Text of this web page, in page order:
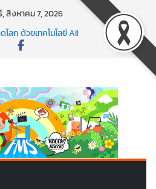
สิงหาคม 7, 2026
ลก ด้วยเทคโนโลยี AI!
ถือว่าพลาดมาก!
ดแมป AI อัปสกิลธุรกิจให้พุ่งทะยาน